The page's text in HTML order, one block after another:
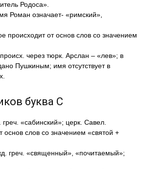
Родоса».
Роман означает- «римский»,
происходит от основ слов со значением
через тюрк. Арслан – «лев»; в
Пушкиным; имя отсутствует в
буква С
«сабинский»; церк. Савел.
основ слов со значением «святой +
греч. «священный», «почитаемый»;